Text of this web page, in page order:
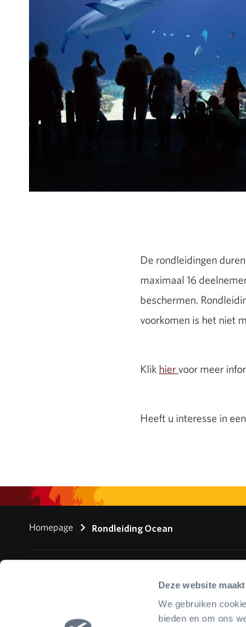
Deze website
We gebruiken
bieden en om ons
De rondleidingen
maximaal 16
beschermen.
voorkomen is het niet
Klik hiervoor meer
Heeft u interesse in
Homepage Rondleiding Ocean